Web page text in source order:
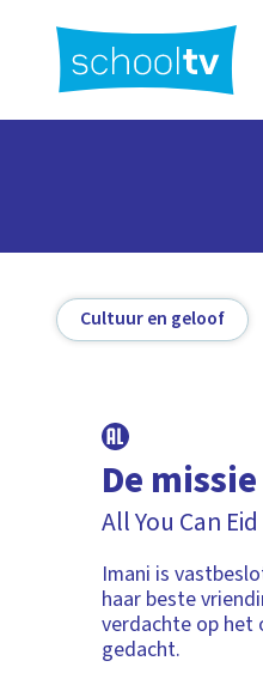
hoofdinhoud
Cultuur en geloof
De
All You Can Eid
Imani is
haar beste
verdachte op het
gedacht.